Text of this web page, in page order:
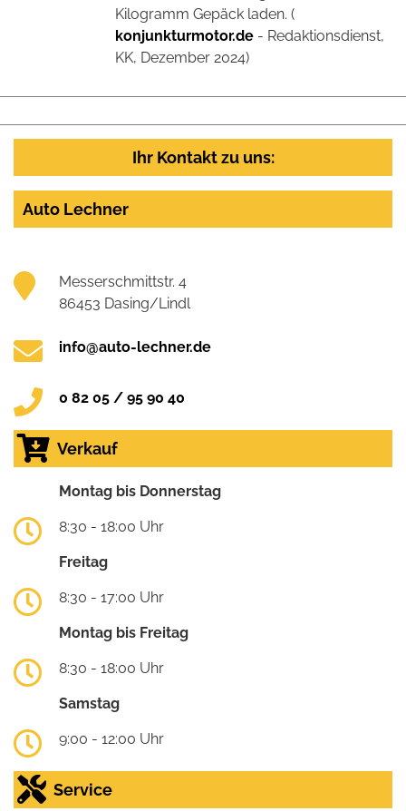
Kilogramm Gepäck laden. (
konjunkturmotor.de - Redaktionsdienst,
KK, Dezember 2024)
Ihr Kontakt zu uns:
Auto Lechner
Messerschmittstr. 4
86453 Dasing/Lindl
info@auto-lechner.de
0 82 05 / 95 90 40
Verkauf
Montag bis Donnerstag
8:30 - 18:00 Uhr
Freitag
8:30 - 17:00 Uhr
Montag bis Freitag
8:30 - 18:00 Uhr
Samstag
9:00 - 12:00 Uhr
Service